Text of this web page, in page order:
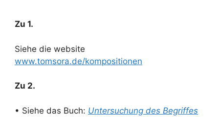
Zu 1.
Siehe die website
www.tomsora.de/kompositionen
Zu 2.
• Siehe das Buch: Untersuchung des Begriffes